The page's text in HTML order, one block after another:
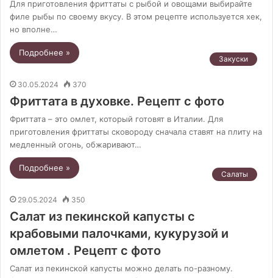
Для приготовления фриттаты с рыбой и овощами выбирайте
филе рыбы по своему вкусу. В этом рецепте используется хек,
но вполне…
Подробнее »
Закуски
30.05.2024 370
Фриттата в духовке. Рецепт с фото
Фриттата – это омлет, который готовят в Италии. Для
приготовления фриттаты сковороду сначала ставят на плиту на
медленный огонь, обжаривают…
Подробнее »
Салаты
29.05.2024 350
Салат из пекинской капусты с
крабовыми палочками, кукурузой и
омлетом . Рецепт с фото
Салат из пекинской капусты можно делать по-разному.